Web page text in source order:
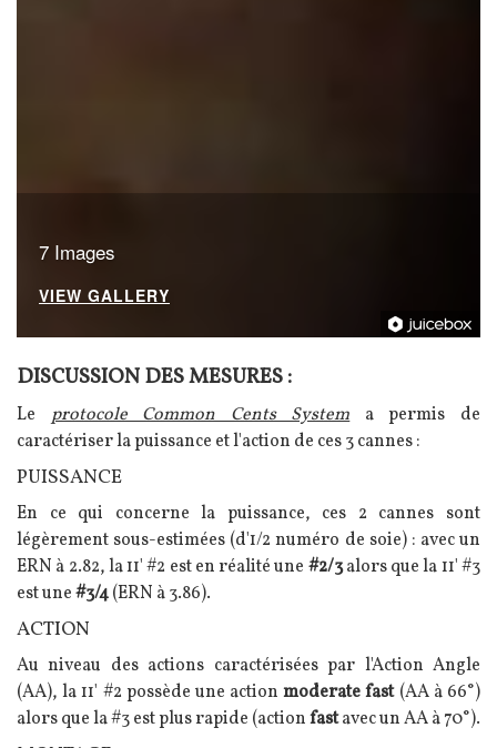
7 Images
VIEW GALLERY
Texte
DISCUSSION DES MESURES :
Le protocole Common Cents Systema permis de
caractériser la puissance et l'action de ces 3 cannes :
PUISSANCE
En ce qui concerne la puissance, ces 2 cannes sont
légèrement sous-estimées (d'1/2 numéro de soie) : avec un
ERN à 2.82, la 11' #2 est en réalité une #2/3alors que la 11' #3
est une#3/4(ERN à 3.86).
ACTION
Au niveau des actions caractérisées par l'Action Angle
(AA), la 11' #2 possède une actionmoderate fast (AA à 66°)
alors que la #3 est plus rapide (actionfastavec un AA à 70°).